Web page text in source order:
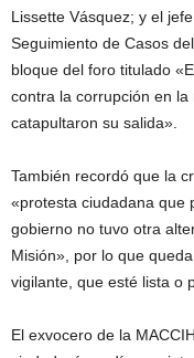
Lissette Vásquez; y el
Seguimiento de Casos
bloque del foro titulado
contra la corrupción en
catapultaron su salida».
También recordó que la
«protesta ciudadana que
gobierno no tuvo otra
Misión», por lo que
vigilante, que esté lista o
El exvocero de la